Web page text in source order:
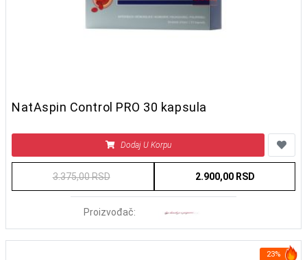
NatAspin Control PRO 30 kapsula
Dodaj U Korpu
3.375,00 RSD 2.900,00 RSD
Proizvođač:
23%